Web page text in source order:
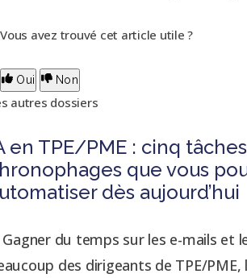
Vous avez trouvé cet article utile ?
Oui Non
autres dossiers
en TPE/PME : cinq tâches
que vous
dès aujourd’hui
Gagner du temps sur les e-mails et
des dirigeants de TPE/